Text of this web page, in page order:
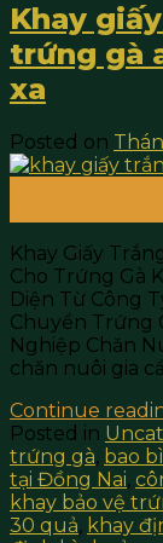
Khay
trứng gà
xa
Posted on
Khay Giấy
Cho Trứng Gà
Diện Từ Công
Chuyển Trứng
Nghiệp Chăn
chăn nuôi gia
Continue
Posted in
trứng gà, bao
tại Đồng Nai,
khay bảo vệ
30 quả, khay